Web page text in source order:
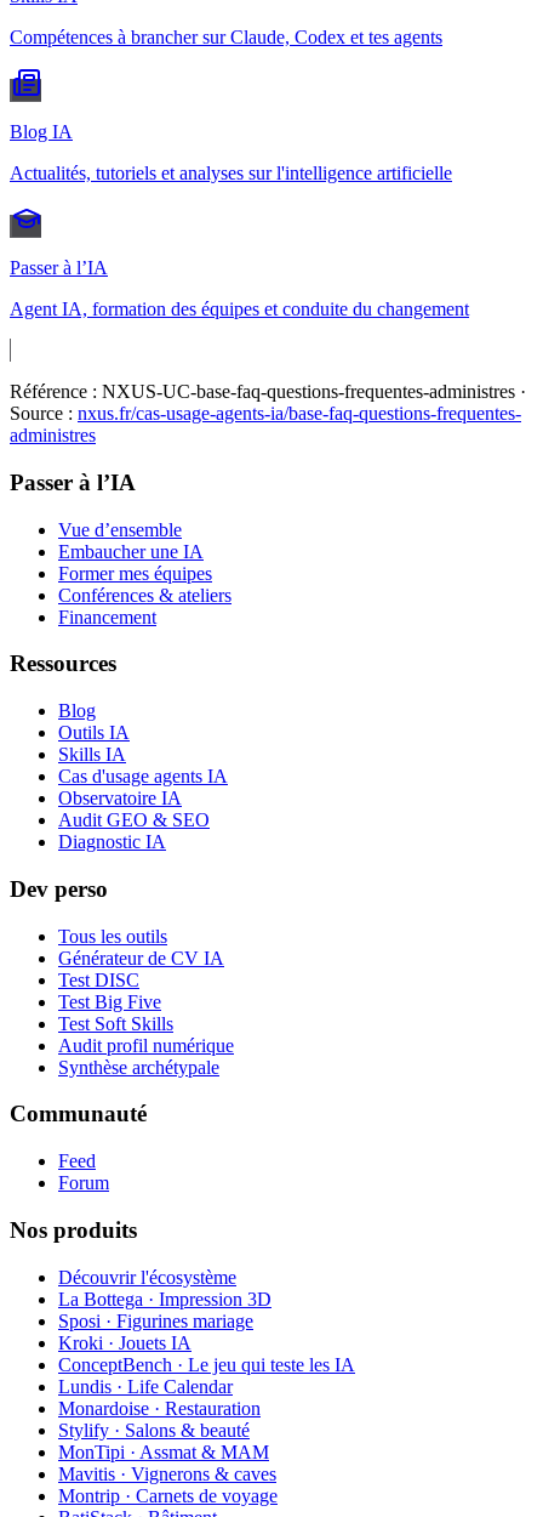
Compétences à brancher sur Claude, Codex et tes agents
Blog IA
Actualités, tutoriels et analyses sur l'intelligence artificielle
Passer à l’IA
Agent IA, formation des équipes et conduite du changement
Référence : NXUS-UC-base-faq-questions-frequentes-administres ·
Source : nxus.fr/cas-usage-agents-ia/base-faq-questions-frequentes-
administres
Passer à l’IA
Vue d’ensemble
Embaucher une IA
Former mes équipes
Conférences & ateliers
Financement
Ressources
Blog
Outils IA
Skills IA
Cas d'usage agents IA
Observatoire IA
Audit GEO & SEO
Diagnostic IA
Dev perso
Tous les outils
Générateur de CV IA
Test DISC
Test Big Five
Test Soft Skills
Audit profil numérique
Synthèse archétypale
Communauté
Feed
Forum
Nos produits
Découvrir l'écosystème
La Bottega · Impression 3D
Sposi · Figurines mariage
Kroki · Jouets IA
ConceptBench · Le jeu qui teste les IA
Lundis · Life Calendar
Monardoise · Restauration
Stylify · Salons & beauté
MonTipi · Assmat & MAM
Mavitis · Vignerons & caves
Montrip · Carnets de voyage